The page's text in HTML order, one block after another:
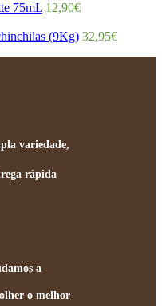
75mL 12,90€
(9Kg) 32,95€
variedade,
rápida
a
o melhor